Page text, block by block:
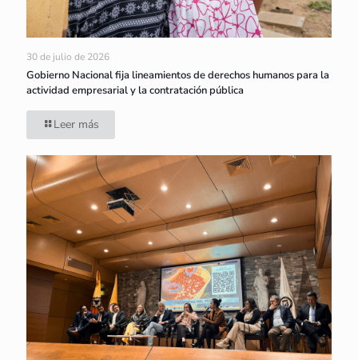
30 de julio de 2026
Gobierno Nacional fija lineamientos de derechos humanos para la
actividad empresarial y la contratación pública
Leer más